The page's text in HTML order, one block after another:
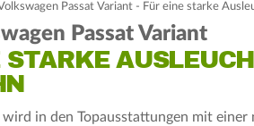
Passat Variant - Für eine starke
Passat Variant
STARKE
wird in den Topausstattungen mit einer